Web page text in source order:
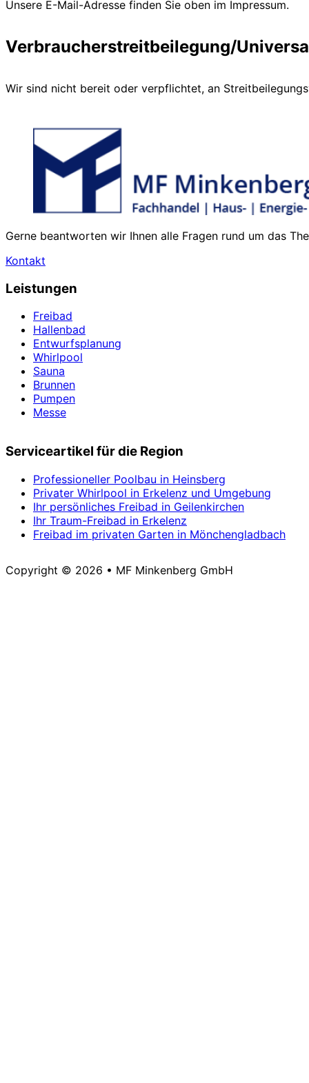
Unsere E-Mail-Adresse finden Sie oben im Impressum.
Verbraucher­streit­beilegung/
Wir sind nicht bereit oder verpflichtet, an
Gerne beantworten wir Ihnen alle Fragen rund um das
Kontakt
Leistungen
Freibad
Hallenbad
Entwurfsplanung
Whirlpool
Sauna
Brunnen
Pumpen
Messe
Serviceartikel für die Region
Professioneller Poolbau in Heinsberg
Privater Whirlpool in Erkelenz und Umgebung
Ihr persönliches Freibad in Geilenkirchen
Ihr Traum-Freibad in Erkelenz
Freibad im privaten Garten in Mönchengladbach
Copyright © 2026 • MF Minkenberg GmbH